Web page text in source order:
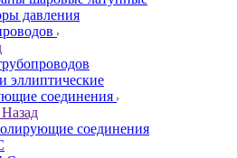
давления
эллиптические
соединения
Назад
соединения